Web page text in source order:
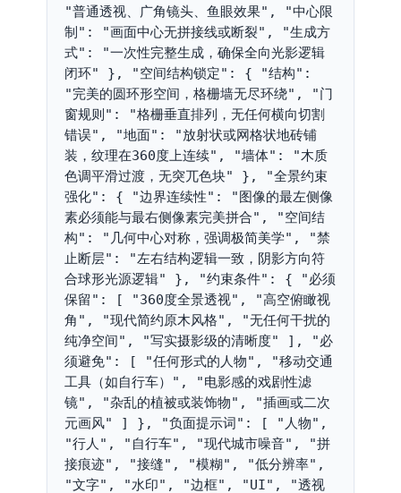
"普通透视、广角镜头、鱼眼效果", "中心限
制": "画面中心无拼接线或断裂", "生成方
式": "一次性完整生成，确保全向光影逻辑
闭环" }, "空间结构锁定": { "结构":
"完美的圆环形空间，格栅墙无尽环绕", "门
窗规则": "格栅垂直排列，无任何横向切割
错误", "地面": "放射状或网格状地砖铺
装，纹理在360度上连续", "墙体": "木质
色调平滑过渡，无突兀色块" }, "全景约束
强化": { "边界连续性": "图像的最左侧像
素必须能与最右侧像素完美拼合", "空间结
构": "几何中心对称，强调极简美学", "禁
止断层": "左右结构逻辑一致，阴影方向符
合球形光源逻辑" }, "约束条件": { "必须
保留": [ "360度全景透视", "高空俯瞰视
角", "现代简约原木风格", "无任何干扰的
纯净空间", "写实摄影级的清晰度" ], "必
须避免": [ "任何形式的人物", "移动交通
工具（如自行车）", "电影感的戏剧性滤
镜", "杂乱的植被或装饰物", "插画或二次
元画风" ] }, "负面提示词": [ "人物",
"行人", "自行车", "现代城市噪音", "拼
接痕迹", "接缝", "模糊", "低分辨率",
"文字", "水印", "边框", "UI", "透视